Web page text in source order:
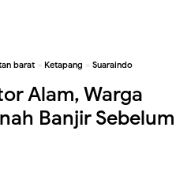
barat » Ketapang » Suaraindo
Alam, Warga
Banjir Sebelum